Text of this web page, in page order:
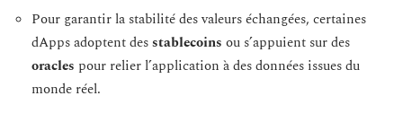
Pour garantir la stabilité des valeurs échangées, certaines
dApps adoptent desstablecoins ou s’appuient sur des
oracles pour relier l’application à des données issues du
monde réel.